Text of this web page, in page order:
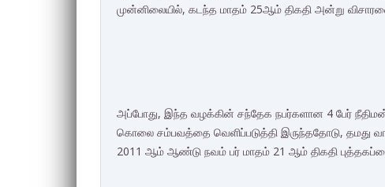
முன்னிலையில், கடந்த மாதம் 25ஆம் திகதி அன்று
அப்போது, இந்த வழக்கின் சந்தேக நபர்களான 4 பேர்
கொலை சம்பவத்தை வெளிப்படுத்தி இருந்ததோடு, தமது
2011 ஆம் ஆண்டு நவம் பர் மாதம் 21 ஆம் திகதி